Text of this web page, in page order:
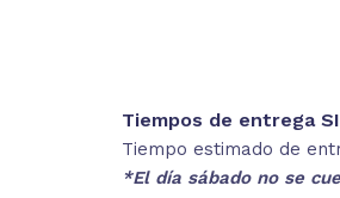
Descripciones
Tiempos de entrega
Tiempo estimado de
*El día sábado no se